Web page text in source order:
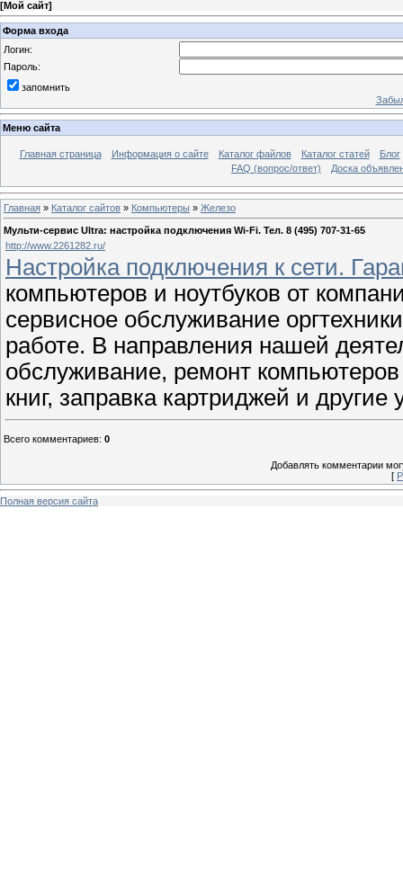
[Мой сайт]
Форма входа
Логин:
Пароль:
запомнить
Меню сайта
Главная страница Информация о сайте Каталог файлов Каталог статей
Блог
FAQ (вопрос/ответ)
Доска
Главная » Каталог сайтов » Компьютеры » Железо
Мульти-сервис Ultra: настройка подключения Wi-Fi. Тел. 8 (495) 707-31-65
http://www.2261282.ru/
Настройка подключения к сети.
компьютеров и ноутбуков от
сервисное обслуживание
работе. В направления нашей
обслуживание, ремонт
книг, заправка картриджей и
Всего комментариев: 0
Добавлять комментарии
[
Полная версия сайта